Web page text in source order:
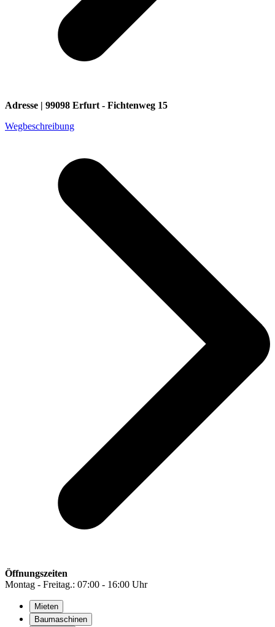
Adresse | 99098 Erfurt - Fichtenweg 15
Wegbeschreibung
Öffnungszeiten
Montag - Freitag.: 07:00 - 16:00 Uhr
Mieten
Baumaschinen